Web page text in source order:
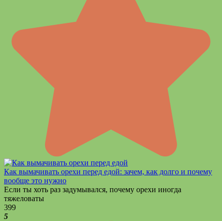
Как вымачивать орехи перед едой: зачем, как долго и почему
вообще это нужно
Если ты хоть раз задумывался, почему орехи иногда
тяжеловаты
399
5